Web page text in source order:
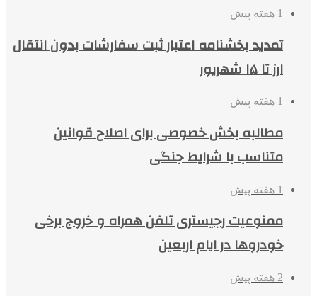
1 هفته پیش
تمدید بخشنامه اعتبار ثبت سفارشات بدون انتقال
ارز تا ۱۵ شهریور
1 هفته پیش
مطالبه بخش خصوصی برای اصلاح قوانین
متناسب با شرایط جنگی
1 هفته پیش
ممنوعیت رجیستری تلفن همراه و خروج برخی
خودروها در ایام اربعین
2 هفته پیش